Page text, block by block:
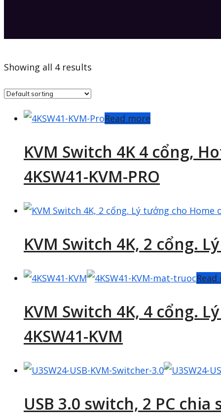
Showing all 4 results
Read more
KVM Switch 4K 4 cổng,
4KSW41-KVM-PRO
KVM Switch 4K, 2 cổng.
KVM Switch 4K, 4 cổng.
4KSW41-KVM
USB 3.0 switch, 2 PC